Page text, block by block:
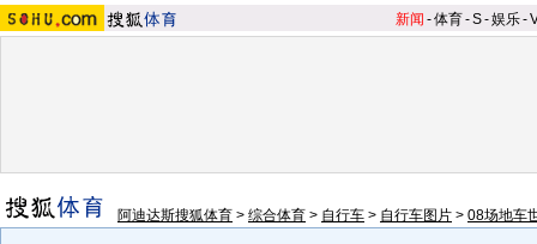
新闻 -体育-S-娱乐-
阿迪达斯搜狐体育 > 综合体育 > 自行车 > 自行车图片 > 08场地车